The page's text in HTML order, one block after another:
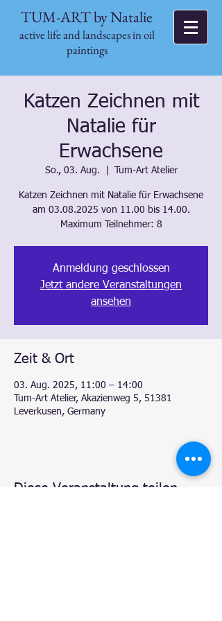
TUM-ART by Natalie
active life and landscapes in oil
paintings
Katzen Zeichnen mit
Natalie für
Erwachsene
So., 03. Aug. Tum-Art Atelier
Katzen Zeichnen mit Natalie für Erwachsene
am 03.08.2025 von 11.00 bis 14.00.
Maximum Teilnehmer: 8
Anmeldung geschlossen
Jetzt andere Veranstaltungen
ansehen
Zeit & Ort
03. Aug. 2025, 11:00 – 14:00
Tum-Art Atelier, Akazienweg 5, 51381
Leverkusen, Germany
Diese Veranstaltung teilen